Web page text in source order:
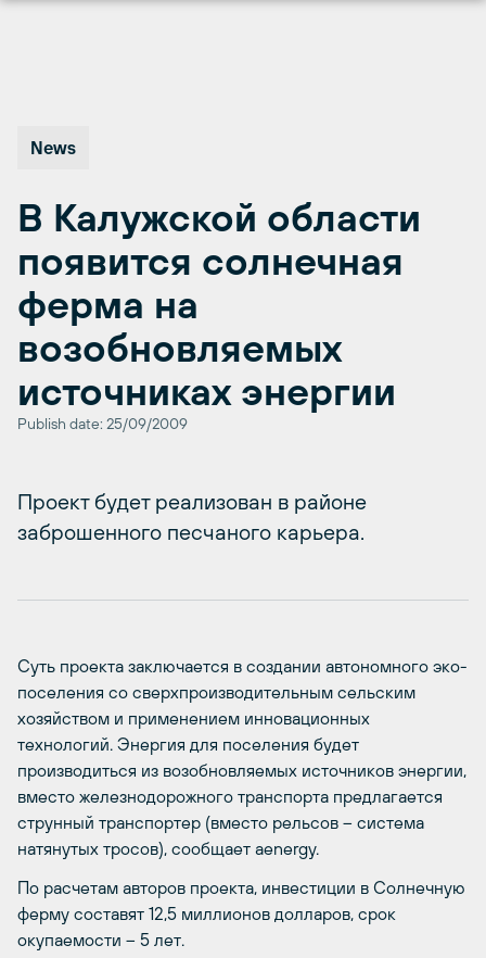
News
В Калужской области
появится солнечная
ферма на
возобновляемых
источниках энергии
Publish date: 25/09/2009
Проект будет реализован в районе
заброшенного песчаного карьера.
Суть проекта заключается в создании автономного эко-
поселения со сверхпроизводительным сельским
хозяйством и применением инновационных
технологий. Энергия для поселения будет
производиться из возобновляемых источников энергии,
вместо железнодорожного транспорта предлагается
струнный транспортер (вместо рельсов – система
натянутых тросов), сообщает aenergy.
По расчетам авторов проекта, инвестиции в Солнечную
ферму составят 12,5 миллионов долларов, срок
окупаемости – 5 лет.